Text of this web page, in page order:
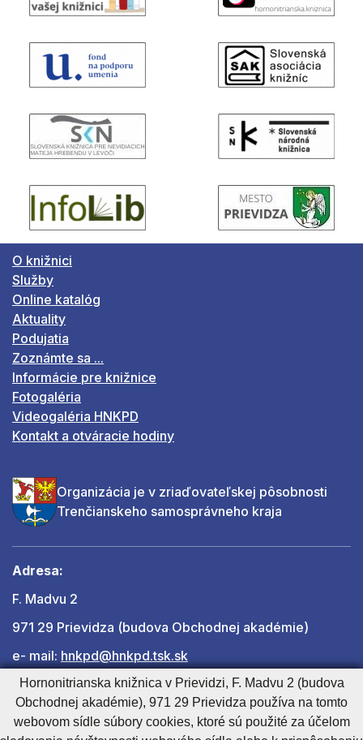
O knižnici
Služby
Online katalóg
Aktuality
Podujatia
Zoznámte sa ...
Informácie pre knižnice
Fotogaléria
Videogaléria HNKPD
Kontakt a otváracie hodiny
Organizácia je v zriaďovateľskej pôsobnosti
Trenčianskeho samosprávneho kraja
Adresa:
F. Madvu 2
971 29 Prievidza (budova Obchodnej akadémie)
e- mail: hnkpd@hnkpd.tsk.sk
Ďalšie kontakty
Hornonitrianska knižnica v Prievidzi, F. Madvu 2 (budova
Obchodnej akadémie), 971 29 Prievidza používa na tomto
webovom sídle súbory cookies, ktoré sú použité za účelom